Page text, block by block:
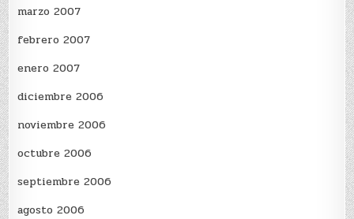
marzo 2007
febrero 2007
enero 2007
diciembre 2006
noviembre 2006
octubre 2006
septiembre 2006
agosto 2006